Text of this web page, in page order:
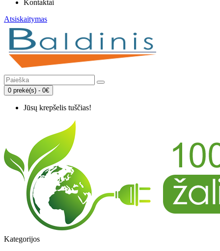
Kontaktai
Atsiskaitymas
0 prekė(s) - 0€
Jūsų krepšelis tuščias!
Kategorijos